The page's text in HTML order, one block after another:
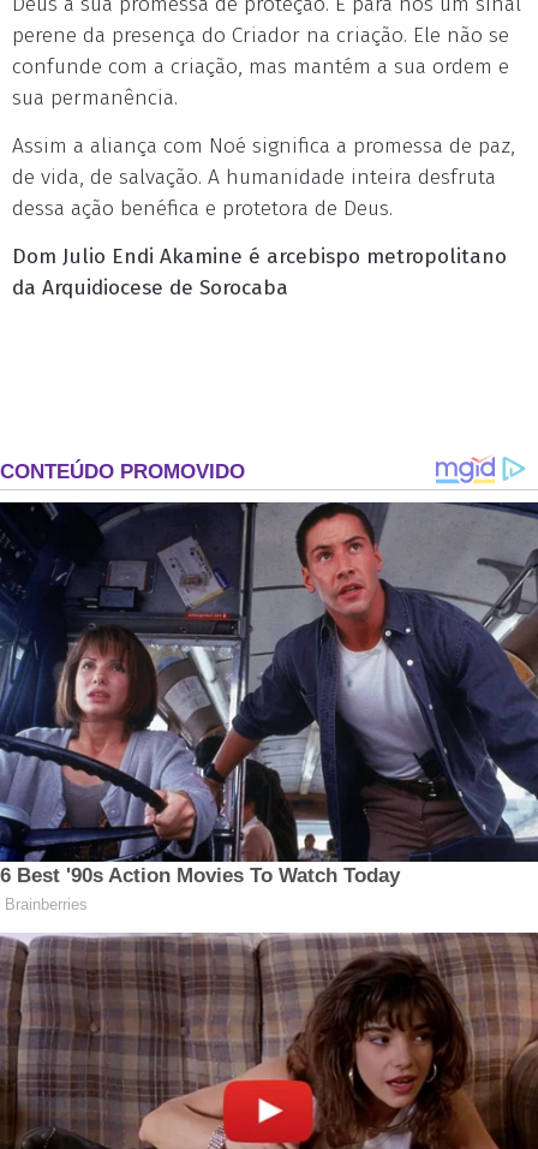
perene da presença do Criador na criação. Ele não se
confunde com a criação, mas mantém a sua ordem e
sua permanência.
Assim a aliança com Noé significa a promessa de paz,
de vida, de salvação. A humanidade inteira desfruta
dessa ação benéfica e protetora de Deus.
Dom Julio Endi Akamine é arcebispo metropolitano
da Arquidiocese de Sorocaba